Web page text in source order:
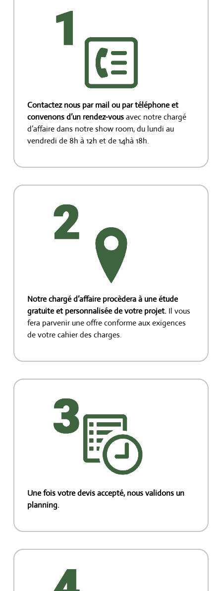
Contactez nous par mail ou par téléphone et
convenons d’un rendez-vousavec notre chargé
d’affaire dans notre show room, du lundi au
vendredi de 8h à 12h et de 14hà 18h.
Notre chargé d’affaire procèdera à une étude
gratuite et personnalisée de votre projet.Il vous
fera parvenir une offre conforme aux exigences
de votre cahier des charges.
Une fois votre devis accepté, nous validons un
planning.